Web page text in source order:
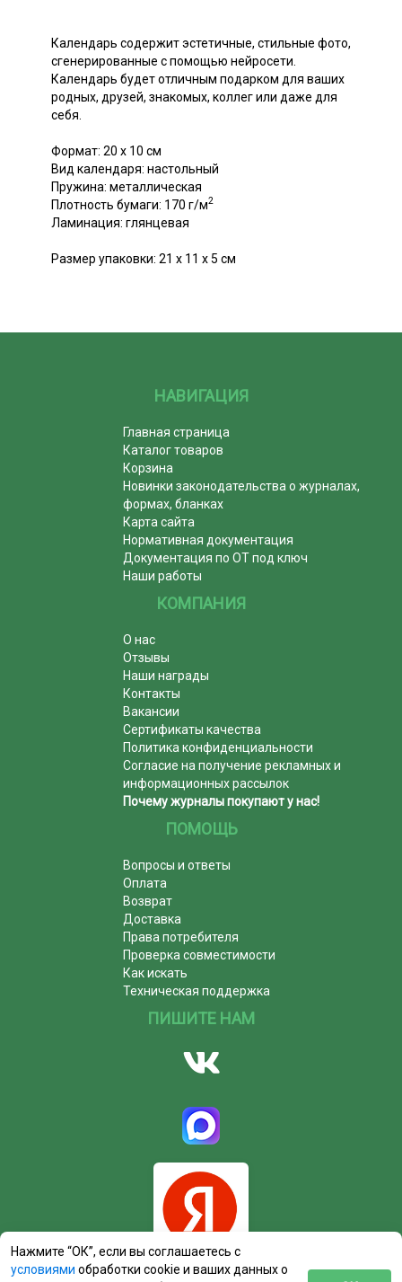
Календарь содержит эстетичные, стильные фото,
сгенерированные с помощью нейросети.
Календарь будет отличным подарком для ваших
родных, друзей, знакомых, коллег или даже для
себя.
Формат: 20 х 10 см
Вид календаря: настольный
Пружина: металлическая
Плотность бумаги: 170 г/м2
Ламинация: глянцевая
Размер упаковки: 21 х 11 х 5 см
НАВИГАЦИЯ
Главная страница
Каталог товаров
Корзина
Новинки законодательства о журналах,
формах, бланках
Карта сайта
Нормативная документация
Документация по ОТ под ключ
Наши работы
КОМПАНИЯ
О нас
Отзывы
Наши награды
Контакты
Вакансии
Сертификаты качества
Политика конфиденциальности
Согласие на получение рекламных и
информационных рассылок
Почему журналы покупают у нас!
ПОМОЩЬ
Вопросы и ответы
Оплата
Возврат
Доставка
Права потребителя
Проверка совместимости
Как искать
Техническая поддержка
ПИШИТЕ НАМ
Нажмите “ОК”, если вы соглашаетесь с
условиями обработки cookie и ваших данных о